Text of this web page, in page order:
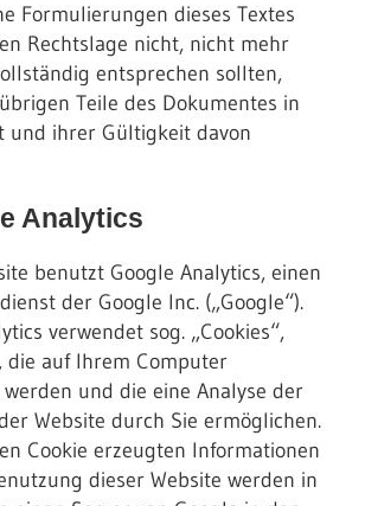
Formulierungen dieses Textes
Rechtslage nicht, nicht mehr
entsprechen sollten,
Teile des Dokumentes in
und ihrer Gültigkeit davon
Analytics
benutzt Google Analytics, einen
der Google Inc. („Google“).
verwendet sog. „Cookies“,
die auf Ihrem Computer
und die eine Analyse der
Website durch Sie ermöglichen.
Cookie erzeugten Informationen
dieser Website werden in